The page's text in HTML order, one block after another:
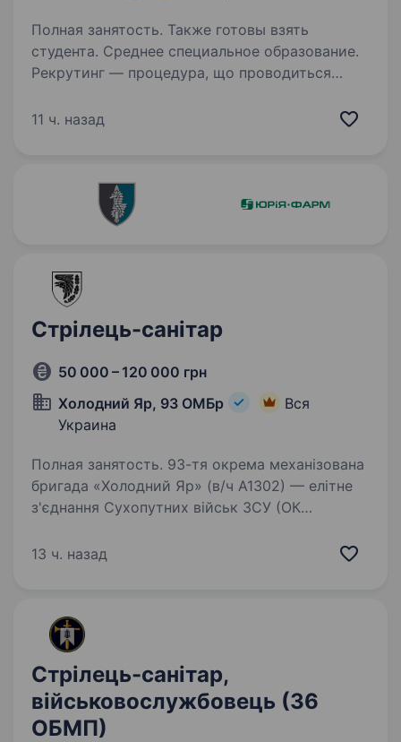
Полная занятость. Также готовы взять
студента. Среднее специальное образование.
Рекрутинг — процедура, що проводиться
контракт зараз — це надасть вам можливість
Заробітна…
11 ч. назад
Стрілець-санітар
50 000 – 120 000 грн
Холодний Яр, 93 ОМБр
Вся
Украина
Полная занятость. 93-тя окрема механізована
бригада «Холодний Яр» (в/ч А1302) — елітне
з'єднання Сухопутних військ ЗСУ (ОК
та базується в Дніпропетровській області.
13 ч. назад
Стрілець-санітар,
військовослужбовець (36
ОБМП)